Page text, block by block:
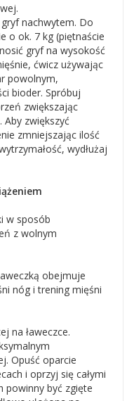
nachwytem. Do
o ok. 7 kg (piętnaście
gryf na wysokość
ćwicz używając
powolnym,
bioder. Spróbuj
zwiększając
zwiększyć
zmniejszając ilość
wydłużaj
w sposób
z wolnym
obejmuje
nóg i trening mięśni
na ławeczce.
Opuść oparcie
i oprzyj się całymi
powinny być zgięte